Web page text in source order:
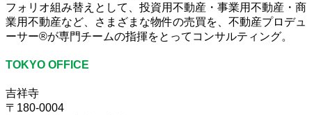
フォリオ組み替えとして、投資用不動産・事業用不動産・商
業用不動産など、さまざまな物件の売買を、不動産プロデュ
ーサー®が専門チームの指揮をとってコンサルティング。
TOKYO OFFICE
吉祥寺
〒180-0004